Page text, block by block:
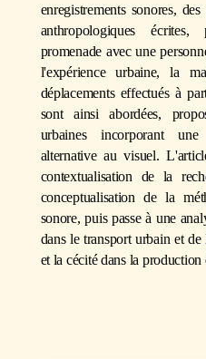
enregistrements sonores,
anthropologiques
promenade avec une
l'expérience urbaine, la
déplacements effectués à
sont ainsi abordées,
urbaines incorporant une
alternative au visuel.
contextualisation de la
conceptualisation de la
sonore, puis passe à une
dans le transport urbain et
et la cécité dans la